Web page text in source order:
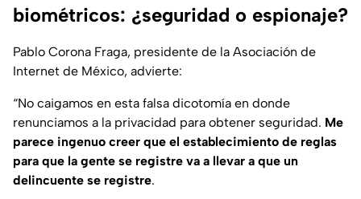
biométricos: ¿seguridad o espionaje?
Pablo Corona Fraga, presidente de la Asociación de
Internet de México, advierte:
“No caigamos en esta falsa dicotomía en donde
renunciamos a la privacidad para obtener seguridad. Me
parece ingenuo creer que el establecimiento de reglas
para que la gente se registre va a llevar a que un
delincuente se registre.